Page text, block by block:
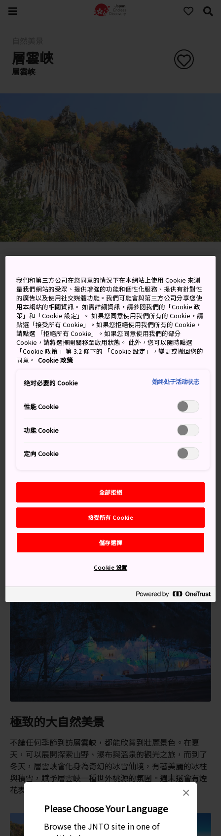
Please Choose Your Language
Browse the JNTO site in one of
×
層雲峽
層雲峡
在 Google 地圖上檢視
取得轉乘資訊
關鍵字 地圖
欣賞瀑布、巨大冰柱，再到溫泉
泡湯
層雲峽地區屬
的一部分，有一連串的峽
谷，周圍盡是 100 米高的峭壁。這個地區的秋天景色格外
優美，全年大部分時間都能登山健行。隱身在這座山谷
裡，是同名的溫泉渡假區，可供觀光客泡溫泉休閒輕鬆一
交通方式
大雪山國立公園
的北部，可從旭川站乘搭巴
士直達，車程約 2 小時；每 1 至 2 小時就會有一班巴士從
極致的大自然美景
不論任何季節到訪層雲峽，都能欣賞到壯麗景色。在夏
天，可以展開探索山野、瀑布與溫泉的觀光之旅，而到了
冬天，層雲峽會化身為奇幻的冰雪仙境，有著美麗的冰柱
與積雪，賦予層雲峽一種世外桃源的氛圍。週末還會有煙
花表演。
我們和第三方公司在您同意的情況下在本網站上使用 Cookie 來測
量我們網站的受眾、提供增強的功能和個性化服務、提供有針對性
的廣告以及使用社交媒體功能。我們可能會與第三方公司分享您使
用本網站的相關資訊。 如需詳細資訊，請參閱我們的「Cookie 政
策」和「Cookie 設定」。 如果您同意使用我們所有的 Cookie，請
點選「接受所有 Cookie」。如果您拒絕使用我們所有的 Cookie，
請點選 「拒絕所有 Cookie」。如果您同意使用我們的部分
Cookie，請將選擇開關移至啟用狀態。 此外，您可以隨時點選
「Cookie 政策 」第 3.2 條下的 「Cookie 設定」，變更或撤回您的
同意。 Cookie 政策
绝对必要的 Cookie 始终处于活动状态
性能 Cookie
功能 Cookie
定向 Cookie
全部拒絕
接受所有 Cookie
儲存選擇
Cookie 设置